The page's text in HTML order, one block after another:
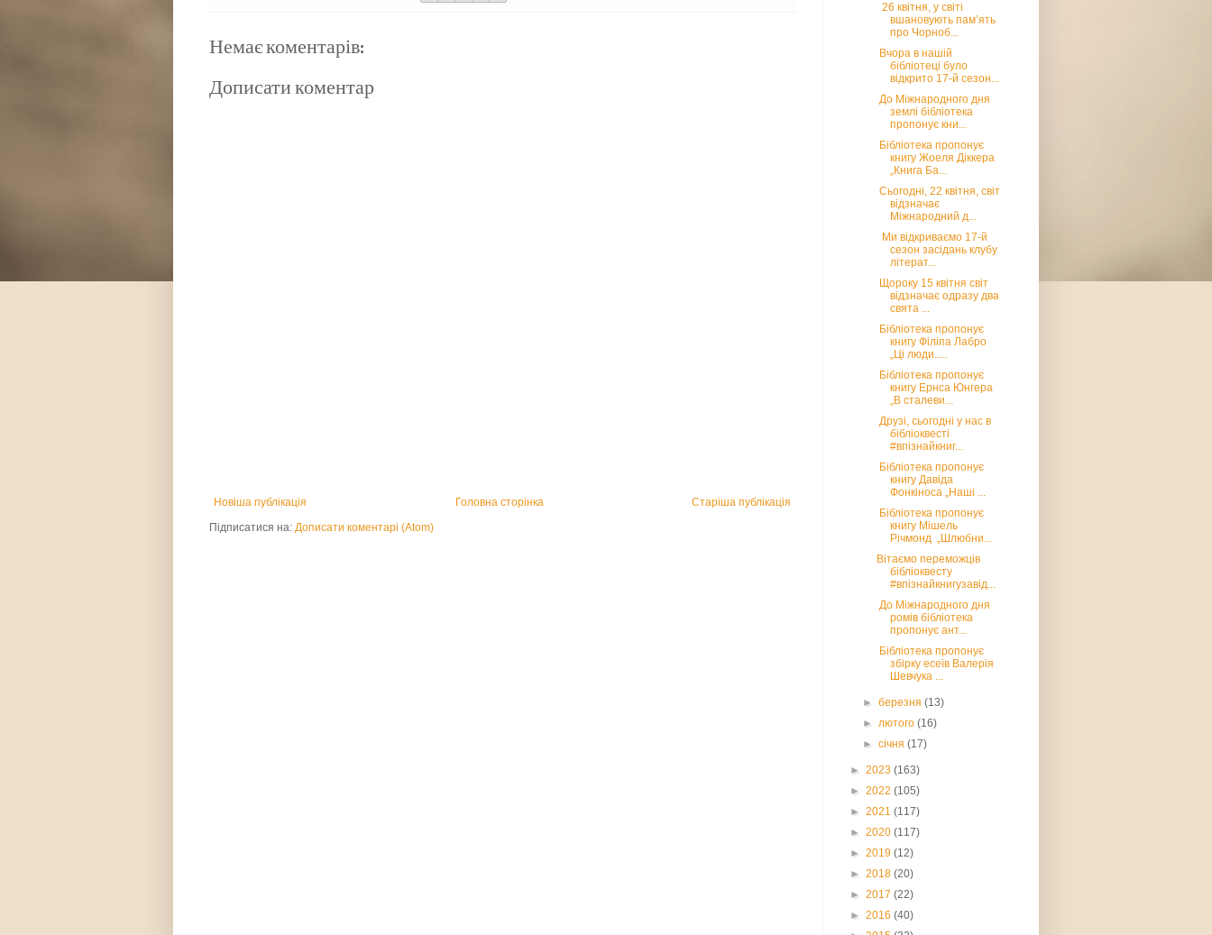
Немає коментарів:
Дописати коментар
Новіша публікація Старіша публікація
Головна сторінка
Підписатися на: Дописати коментарі (Atom)
26 квітня, у світі
вшановують пам’ять
про Чорноб...
Вчора в нашій
бібліотеці було
відкрито 17-й сезон...
До Міжнародного дня
землі бібліотека
пропонує кни...
Бібліотека пропонує
книгу Жоеля Діккера
„Книга Ба...
Сьогодні, 22 квітня, світ
відзначає
Міжнародний д...
Ми відкриваємо 17-й
сезон засідань клубу
літерат...
Щороку 15 квітня світ
відзначає одразу два
свята ...
Бібліотека пропонує
книгу Філіпа Лабро
„Ці люди.....
Бібліотека пропонує
книгу Ернса Юнгера
„В сталеви...
Друзі, сьогодні у нас в
бібліоквесті
#впізнайкниг...
Бібліотека пропонує
книгу Давіда
Фонкіноса „Наші ...
Бібліотека пропонує
книгу Мішель
Річмонд „Шлюбни...
Вітаємо переможців
бібліоквесту
#впізнайкнигузавід...
До Міжнародного дня
ромів бібліотека
пропонує ант...
Бібліотека пропонує
збірку есеїв Валерія
Шевчука ...
►березня(13)
►лютого(16)
►січня(17)
► 2023 (163)
► 2022 (105)
► 2021 (117)
► 2020 (117)
► 2019 (12)
► 2018 (20)
► 2017 (22)
► 2016 (40)